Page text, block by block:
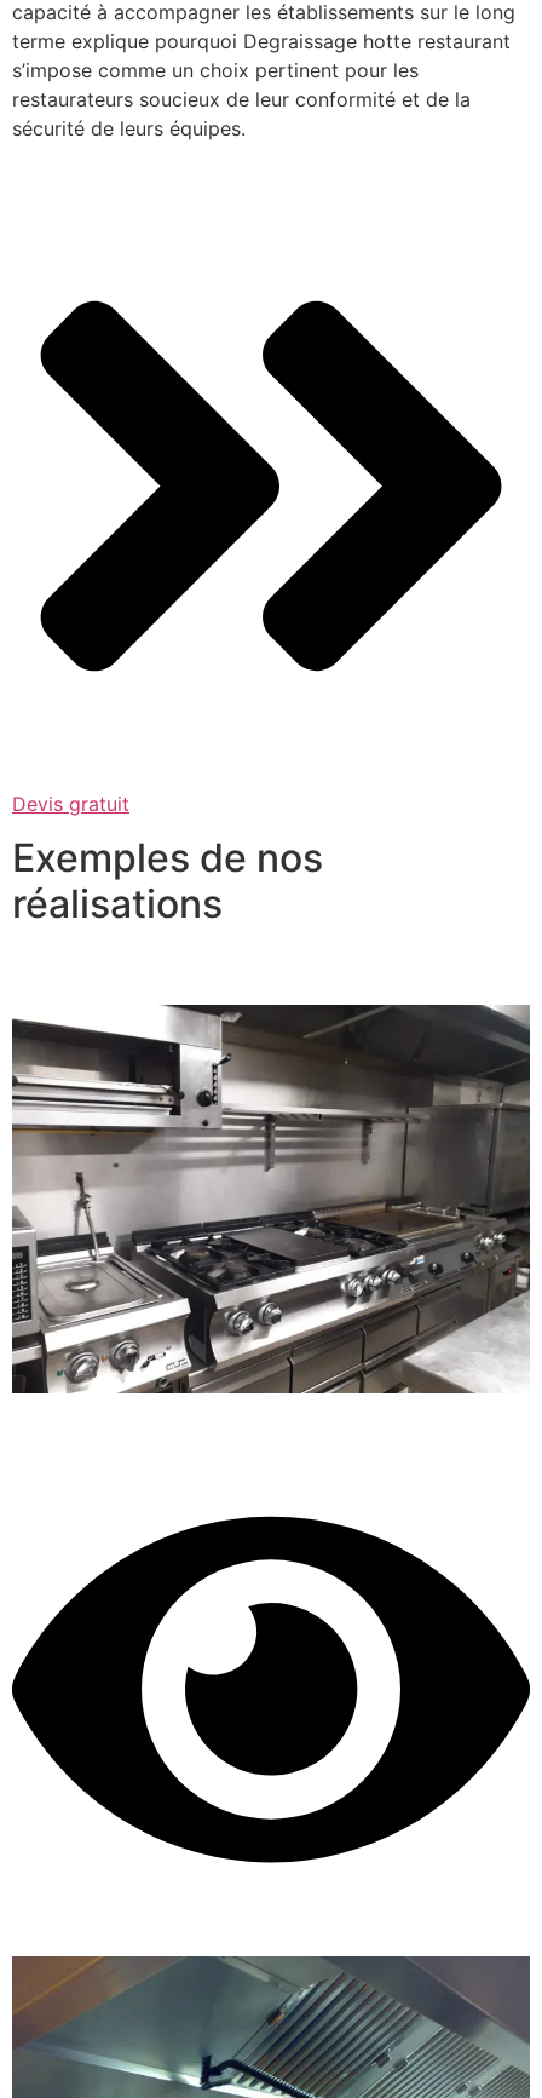
capacité à accompagner les établissements sur le long
terme explique pourquoi Degraissage hotte restaurant
s’impose comme un choix pertinent pour les
restaurateurs soucieux de leur conformité et de la
sécurité de leurs équipes.
Devis gratuit
Exemples de nos
réalisations